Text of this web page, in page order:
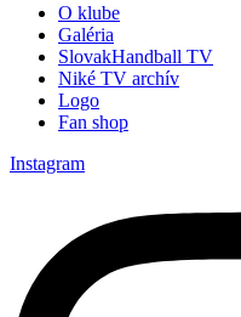
O klube
Galéria
SlovakHandball TV
Niké TV archív
Logo
Fan shop
Instagram